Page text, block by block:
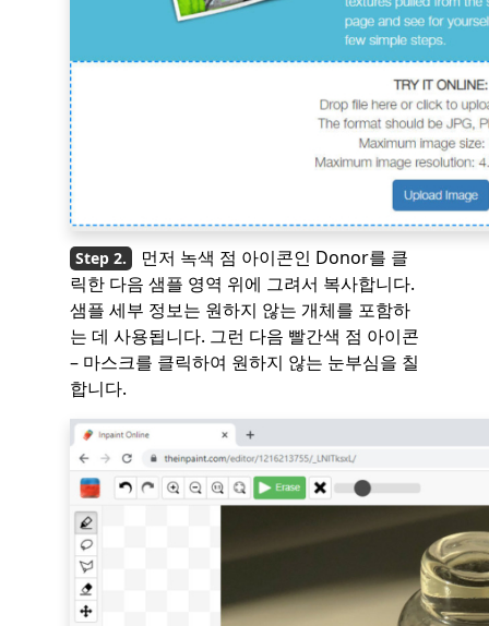
먼저 녹색 점 아이콘인 Donor를 클
릭한 다음 샘플 영역 위에 그려서 복사합니다.
샘플 세부 정보는 원하지 않는 개체를 포함하
는 데 사용됩니다. 그런 다음 빨간색 점 아이콘
– 마스크를 클릭하여 원하지 않는 눈부심을 칠
합니다.